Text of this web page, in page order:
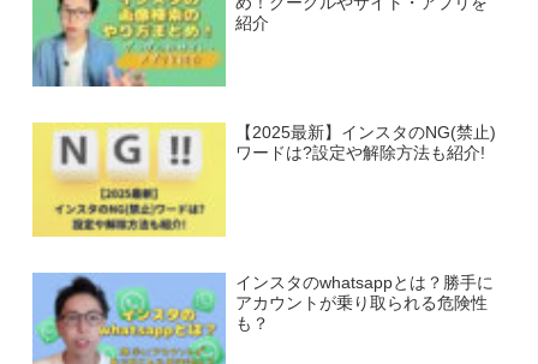
紹介
【2025最新】インスタのNG(禁止)
ワードは?設定や解除方法も紹介!
インスタのwhatsappとは？勝手に
アカウントが乗り取られる危険性
も？